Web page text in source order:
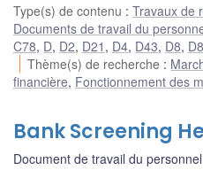
Type(s) de contenu : Travaux de
Documents de travail du
C78, D, D2, D21 , D4, D43, D8,
Thème(s) de recherche :
financière, Fonctionnement des
Bank Screening
Document de travail du